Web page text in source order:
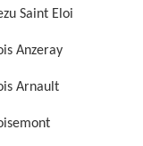
Saint Eloi
Anzeray
Arnault